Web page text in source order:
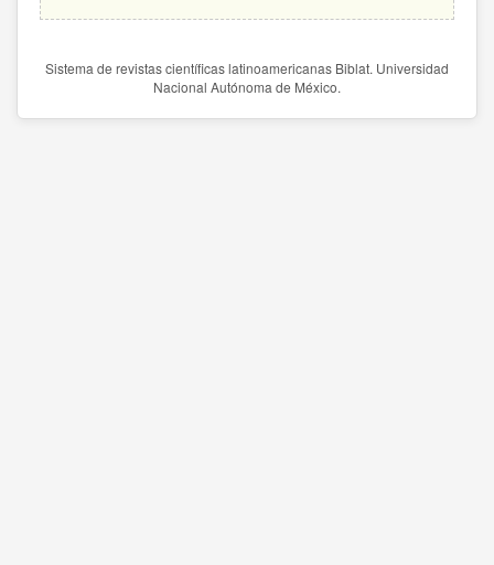
Sistema de revistas científicas latinoamericanas Biblat. Universidad
Nacional Autónoma de México.